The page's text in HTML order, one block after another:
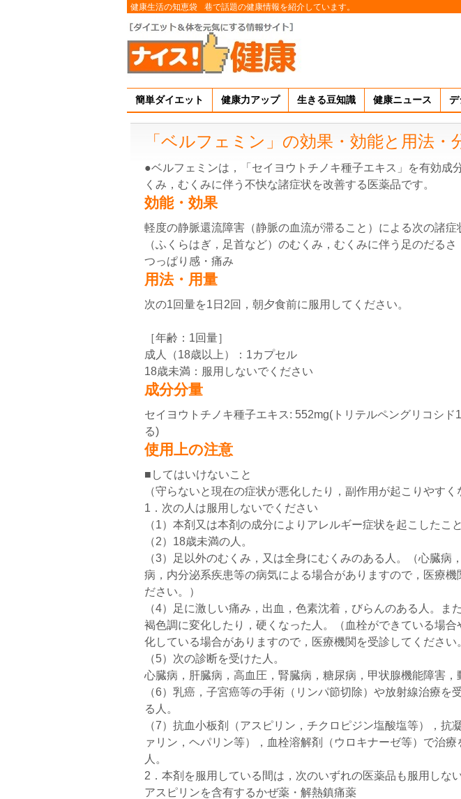
健康生活の知恵袋 巷で話題の健康情報を紹介しています。
簡単ダイエット 健康力アップ 生きる豆知識 健康ニュース デ
「ベルフェミン」の効果・効能と用法・
●ベルフェミンは，「セイヨウトチノキ種子エキス」を有効成
くみ，むくみに伴う不快な諸症状を改善する医薬品です。
効能・効果
軽度の静脈還流障害（静脈の血流が滞ること）による次の諸症
（ふくらはぎ，足首など）のむくみ，むくみに伴う足のだるさ
つっぱり感・痛み
用法・用量
次の1回量を1日2回，朝夕食前に服用してください。
［年齢：1回量］
成人（18歳以上）：1カプセル
18歳未満：服用しないでください
成分分量
セイヨウトチノキ種子エキス: 552mg(トリテルペングリコシド
る)
使用上の注意
■してはいけないこと
（守らないと現在の症状が悪化したり，副作用が起こりやすく
1．次の人は服用しないでください
（1）本剤又は本剤の成分によりアレルギー症状を起こしたこ
（2）18歳未満の人。
（3）足以外のむくみ，又は全身にむくみのある人。（心臓病
病，内分泌系疾患等の病気による場合がありますので，医療機
ださい。）
（4）足に激しい痛み，出血，色素沈着，びらんのある人。ま
褐色調に変化したり，硬くなった人。（血栓ができている場合
化している場合がありますので，医療機関を受診してください
（5）次の診断を受けた人。
心臓病，肝臓病，高血圧，腎臓病，糖尿病，甲状腺機能障害，
（6）乳癌，子宮癌等の手術（リンパ節切除）や放射線治療を
る人。
（7）抗血小板剤（アスピリン，チクロピジン塩酸塩等），抗
ァリン，ヘパリン等），血栓溶解剤（ウロキナーゼ等）で治療
人。
2．本剤を服用している間は，次のいずれの医薬品も服用しな
アスピリンを含有するかぜ薬・解熱鎮痛薬